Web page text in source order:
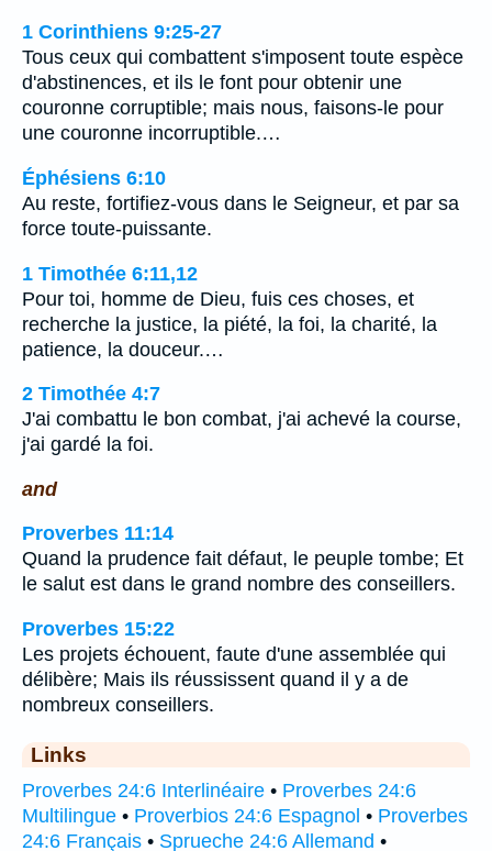
1 Corinthiens 9:25-27
Tous ceux qui combattent s'imposent toute espèce
d'abstinences, et ils le font pour obtenir une
couronne corruptible; mais nous, faisons-le pour
une couronne incorruptible.…
Éphésiens 6:10
Au reste, fortifiez-vous dans le Seigneur, et par sa
force toute-puissante.
1 Timothée 6:11,12
Pour toi, homme de Dieu, fuis ces choses, et
recherche la justice, la piété, la foi, la charité, la
patience, la douceur.…
2 Timothée 4:7
J'ai combattu le bon combat, j'ai achevé la course,
j'ai gardé la foi.
and
Proverbes 11:14
Quand la prudence fait défaut, le peuple tombe; Et
le salut est dans le grand nombre des conseillers.
Proverbes 15:22
Les projets échouent, faute d'une assemblée qui
délibère; Mais ils réussissent quand il y a de
nombreux conseillers.
Links
Proverbes 24:6 Interlinéaire • Proverbes 24:6
Multilingue • Proverbios 24:6 Espagnol • Proverbes
24:6 Français • Sprueche 24:6 Allemand •